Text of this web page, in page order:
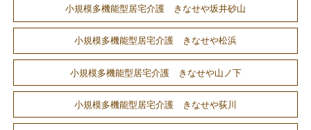
小規模多機能型居宅介護 きなせや坂井砂山
小規模多機能型居宅介護 きなせや松浜
小規模多機能型居宅介護 きなせや山ノ下
小規模多機能型居宅介護 きなせや荻川